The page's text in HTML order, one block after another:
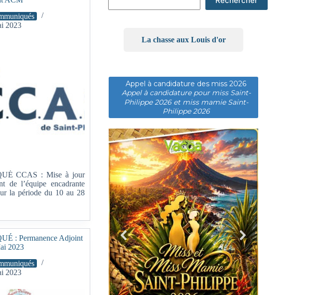
2023
CCAS : Mise à jour
de l’équipe encadrante
la période du 10 au 28
: Permanence Adjoint
2023
2023
La chasse aux Louis d'or
Appel à candidature des miss 2026
Appel à candidature pour miss Saint-
Philippe 2026 et miss mamie Saint-
Philippe 2026